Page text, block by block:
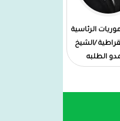
الرئاسية
/الشيخ
الطلبه